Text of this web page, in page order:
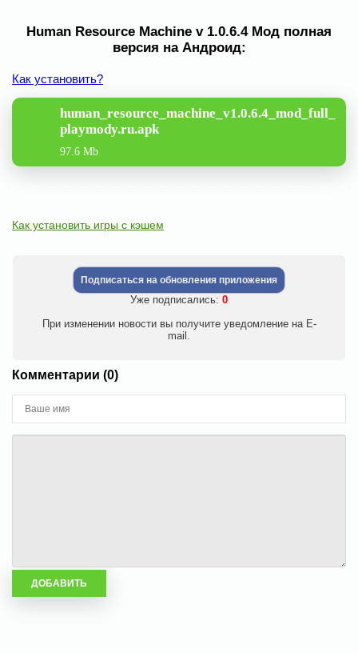
Human Resource Machine v 1.0.6.4 Мод полная
версия на Андроид:
Как установить?
human_resource_machine_v1.0.6.4_mod_full_
playmody.ru.apk
97.6 Mb
Как установить игры с кэшем
Подписаться на обновления приложения
Уже подписались: 0
При изменении новости вы получите уведомление на E-
mail.
Комментарии (0)